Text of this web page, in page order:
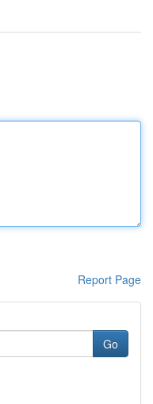
Report Page
Go